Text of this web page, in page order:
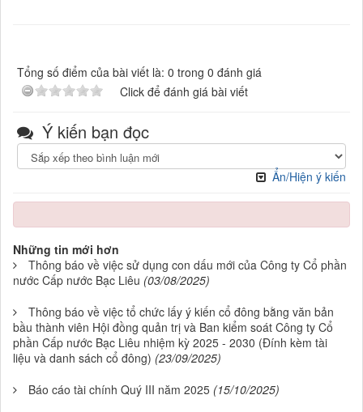
Tổng số điểm của bài viết là: 0 trong 0 đánh giá
Click để đánh giá bài viết
Ý kiến bạn đọc
Ẩn/Hiện ý kiến
Những tin mới hơn
Thông báo về việc sử dụng con dấu mới của Công ty Cổ phần
nước Cấp nước Bạc Liêu (03/08/2025)
Thông báo về việc tổ chức lấy ý kiến cổ đông bằng văn bản
bầu thành viên Hội đồng quản trị và Ban kiểm soát Công ty Cổ
phần Cấp nước Bạc Liêu nhiệm kỳ 2025 - 2030 (Đính kèm tài
liệu và danh sách cổ đông) (23/09/2025)
Báo cáo tài chính Quý III năm 2025 (15/10/2025)